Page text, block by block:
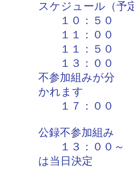
スケジュール（予
１０：５０
１１：００ フ
１１：５０ 物
１３：００ 公
不参加組みが分
かれます
１７：００ 公
公録不参加組み
１３：００～
は当日決定